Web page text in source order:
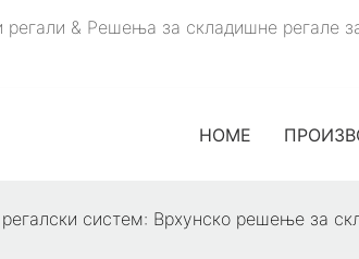
регали & Решења за складишне регале
HOME
систем: Врхунско решење за